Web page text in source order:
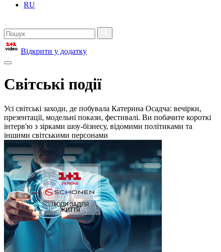
RU
Відкрити у додатку
Світські події
Усі світські заходи, де побувала Катерина Осадча: вечірки,
презентації, модельні покази, фестивалі. Ви побачите короткі
інтерв'ю з зірками шоу-бізнесу, відомими політиками та
іншими світськими персонами